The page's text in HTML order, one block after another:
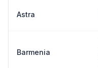
Astra
Barmenia